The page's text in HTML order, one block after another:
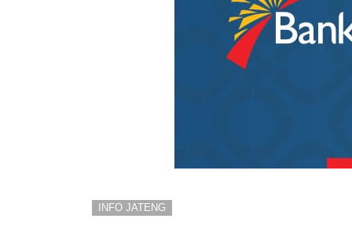
INFO JATENG